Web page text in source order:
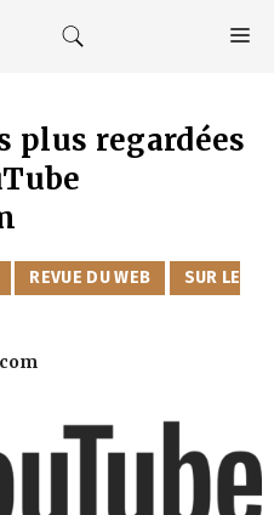
plus regardées
REVUE DU WEB
SUR LE